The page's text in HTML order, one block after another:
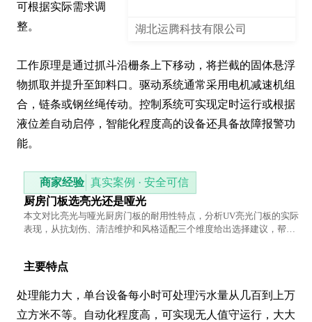
湖北运腾科技有限公司
可根据实际需求调
整。
工作原理是通过抓斗沿栅条上下移动，将拦截的固体悬浮
物抓取并提升至卸料口。驱动系统通常采用电机减速机组
合，链条或钢丝绳传动。控制系统可实现定时运行或根据
液位差自动启停，智能化程度高的设备还具备故障报警功
能。
商家经验 真实案例 · 安全可信
厨房门板选亮光还是哑光
本文对比亮光与哑光厨房门板的耐用性特点，分析UV亮光门板的实际
表现，从抗划伤、清洁维护和风格适配三个维度给出选择建议，帮助
主要特点
处理能力大，单台设备每小时可处理污水量从几百到上万
立方米不等。自动化程度高，可实现无人值守运行，大大